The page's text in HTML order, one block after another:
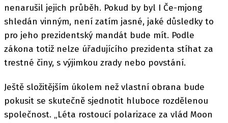
nenarušil jejich průběh. Pokud by byl I Če-mjong
shledán vinným, není zatím jasné, jaké důsledky to
pro jeho prezidentský mandát bude mít. Podle
zákona totiž nelze úřadujícího prezidenta stíhat za
trestné činy, s výjimkou zrady nebo povstání.
Ještě složitějším úkolem než vlastní obrana bude
pokusit se skutečně sjednotit hluboce rozdělenou
společnost. „Léta rostoucí polarizace za vlád Moon